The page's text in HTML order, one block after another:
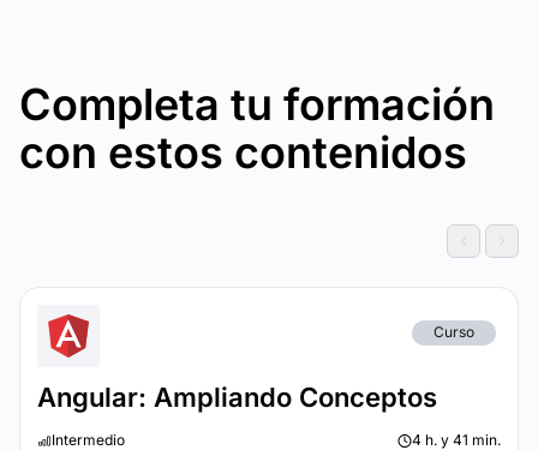
Completa tu formación
con estos contenidos
Curso
Angular: Ampliando Conceptos
Intermedio 4 h. y 41 min.